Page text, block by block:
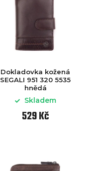
Dokladovka kožená
SEGALI 951 320 5535
hnědá
Skladem
529 Kč